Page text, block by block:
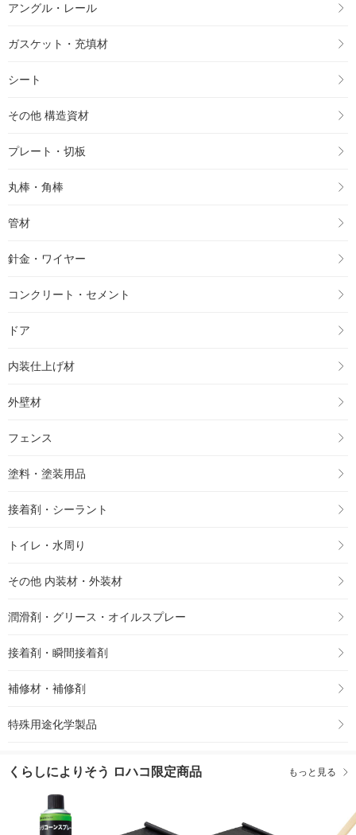
アングル・レール
ガスケット・充填材
シート
その他 構造資材
プレート・切板
丸棒・角棒
管材
針金・ワイヤー
コンクリート・セメント
ドア
内装仕上げ材
外壁材
フェンス
塗料・塗装用品
接着剤・シーラント
トイレ・水周り
その他 内装材・外装材
潤滑剤・グリース・オイルスプレー
接着剤・瞬間接着剤
補修材・補修剤
特殊用途化学製品
くらしによりそう ロハコ限定商品 もっと見る